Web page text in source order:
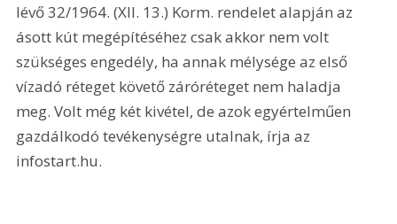
lévő 32/1964. (XII. 13.) Korm. rendelet alapján az
ásott kút megépítéséhez csak akkor nem volt
szükséges engedély, ha annak mélysége az első
vízadó réteget követő záróréteget nem haladja
meg. Volt még két kivétel, de azok egyértelműen
gazdálkodó tevékenységre utalnak, írja az
infostart.hu.